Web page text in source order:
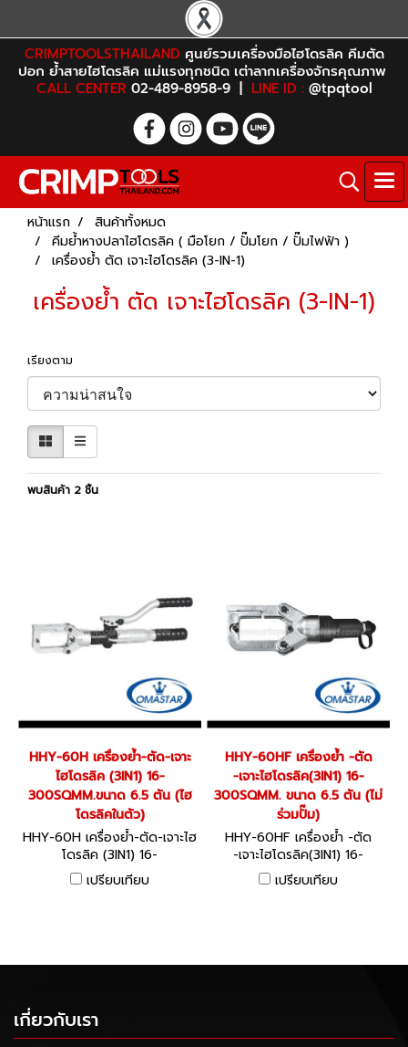
CRIMPTOOLSTHAILAND ศูนย์รวมเครื่องมือไฮโดรลิค คีมตัด
ปอก ย้ำสายไฮโดรลิค แม่แรงทุกชนิด เต่าลากเครื่องจักรคุณภาพ
CALL CENTER 02-489-8958-9 | LINE ID :@tpqtool
หน้าแรก
สินค้าทั้งหมด
คีมย้ำหางปลาไฮโดรลิค ( มือโยก / ปั๊มโยก / ปั๊มไฟฟ้า )
เครื่องย้ำ ตัด เจาะไฮโดรลิค (3-IN-1)
เครื่องย้ำ ตัด เจาะไฮโดรลิค (3-IN-1)
เรียงตาม
พบสินค้า 2 ชิ้น
HHY-60H เครื่องย้ำ-ตัด-เจาะ
ไฮโดรลิค (3IN1) 16-
300SQMM.ขนาด 6.5 ตัน (ไฮ
โดรลิคในตัว)
HHY-60H เครื่องย้ำ-ตัด-เจาะไฮ
โดรลิค (3IN1) 16-
300SQMM.ขนาด 6.5 ตัน (ไฮ
โดรลิคในตัว) (HYDRAULIC
เปรียบเทียบ
HHY-60HF เครื่องย้ำ -ตัด
-เจาะไฮโดรลิค(3IN1) 16-
300SQMM. ขนาด 6.5 ตัน (ไม่
ร่วมปั๊ม)
HHY-60HF เครื่องย้ำ -ตัด
-เจาะไฮโดรลิค(3IN1) 16-
300SQMM. ขนาด 6.5 ตัน (ไม่
ร่วมปั๊ม) (HYDRAULIC
เปรียบเทียบ
เกี่ยวกับเรา